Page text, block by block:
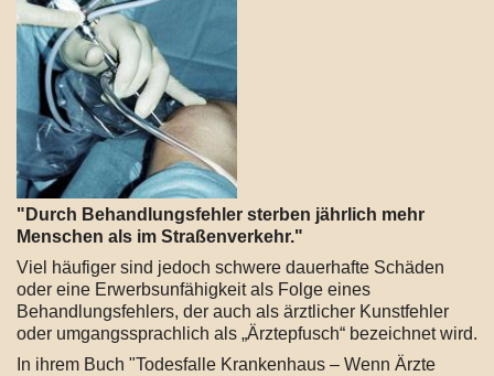
"Durch Behandlungsfehler sterben jährlich mehr
Menschen als im Straßenverkehr."
Viel häufiger sind jedoch schwere dauerhafte Schäden
oder eine Erwerbsunfähigkeit als Folge eines
Behandlungsfehlers, der auch als ärztlicher Kunstfehler
oder umgangssprachlich als „Ärztepfusch“ bezeichnet wird.
In ihrem Buch "Todesfalle Krankenhaus – Wenn Ärzte